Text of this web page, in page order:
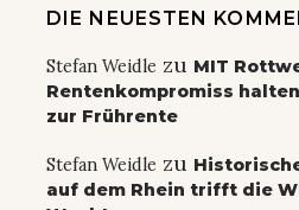
DIE NEUESTEN
Stefan Weidle zu MIT
Rentenkompromiss
zur Frührente
Stefan Weidle zu
auf dem Rhein trifft die